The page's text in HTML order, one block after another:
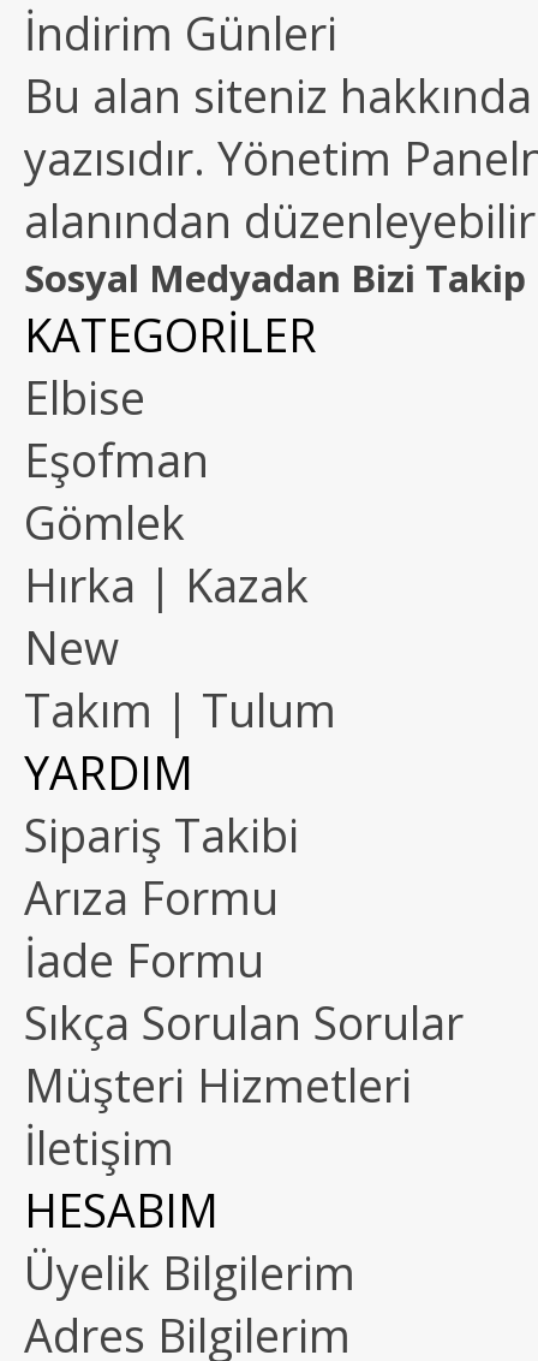
İndirim Günleri
Bu alan siteniz
yazısıdır. Yönetim
alanından
Sosyal Medyadan Bizi Takip
KATEGORİLER
Elbise
Eşofman
Gömlek
Hırka | Kazak
New
Takım | Tulum
YARDIM
Sipariş Takibi
Arıza Formu
İade Formu
Sıkça Sorulan Sorular
Müşteri Hizmetleri
İletişim
HESABIM
Üyelik Bilgilerim
Adres Bilgilerim